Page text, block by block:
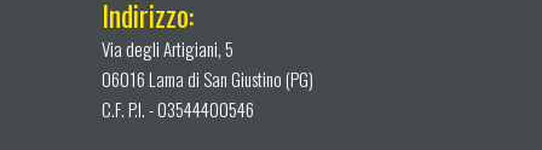
Indirizzo:
Via degli Artigiani, 5
06016 Lama di San Giustino (PG)
C.F. P.I. - 03544400546